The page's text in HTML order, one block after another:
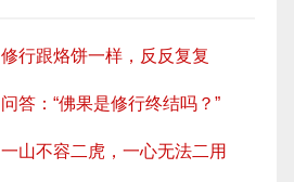
修行跟烙饼一样，反反复复
问答：“佛果是修行终结吗？”
一山不容二虎，一心无法二用